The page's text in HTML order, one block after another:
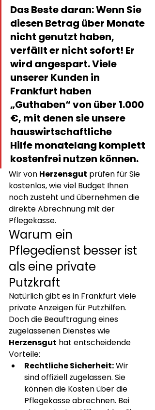
Das Beste daran: Wenn Sie
diesen Betrag über Monate
nicht genutzt haben,
verfällt er nicht sofort! Er
wird angespart. Viele
unserer Kunden in
Frankfurt haben
„Guthaben“ von über 1.000
€, mit denen sie unsere
hauswirtschaftliche
Hilfe monatelang komplett
kostenfrei nutzen können.
Wir von Herzensgut prüfen für Sie
kostenlos, wie viel Budget Ihnen
noch zusteht und übernehmen die
direkte Abrechnung mit der
Pflegekasse.
Warum ein
Pflegedienst besser ist
als eine private
Putzkraft
Natürlich gibt es in Frankfurt viele
private Anzeigen für Putzhilfen.
Doch die Beauftragung eines
zugelassenen Dienstes wie
Herzensgut hat entscheidende
Vorteile:
Rechtliche Sicherheit: Wir
sind offiziell zugelassen. Sie
können die Kosten über die
Pflegekasse abrechnen. Bei